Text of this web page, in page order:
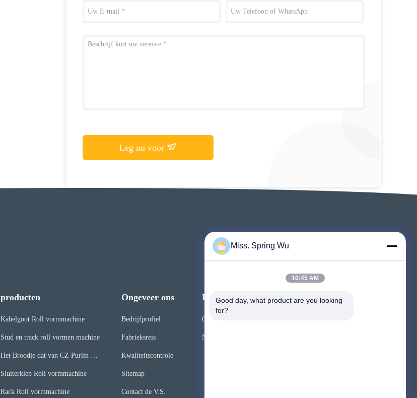
Leg nu voor
producten
Kabelgoot Roll vormmachine
Stud en track roll vormen machine
Het Broodje dat van CZ Purlin Ma
Sluiterklep Roll vormmachine
Rack Roll vormmachine
Ongeveer ons
Bedrijfprofiel
Fabrieksreis
Kwaliteitscontrole
Sitemap
Contact de V.S.
Evenementen
Gevallen
Nieuws
Verzoek Een Citaat
Miss. Spring Wu
10:45 AM
Good day, what product are you looking
for?